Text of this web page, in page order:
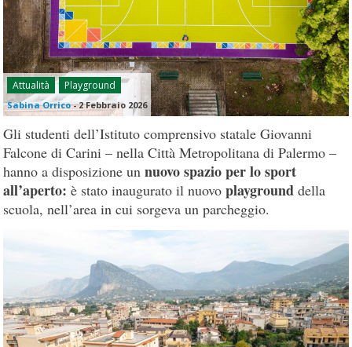
Attualità Playground
Sabina Orrico-2 Febbraio 2026
Gli studenti dell’Istituto comprensivo statale Giovanni
Falcone di Carini – nella Città Metropolitana di Palermo –
hanno a disposizione unnuovo spazio per lo sport
all’aperto: è stato inaugurato il nuovoplayground della
scuola, nell’area in cui sorgeva un parcheggio.